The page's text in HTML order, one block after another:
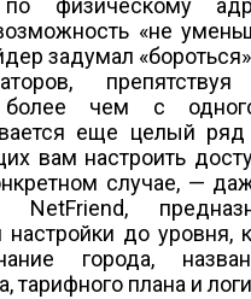
по физическому
«не
задумал
более чем с
еще целый ряд
вам настроить
случае, —
NetFriend,
до уровня,
города,
тарифного плана и